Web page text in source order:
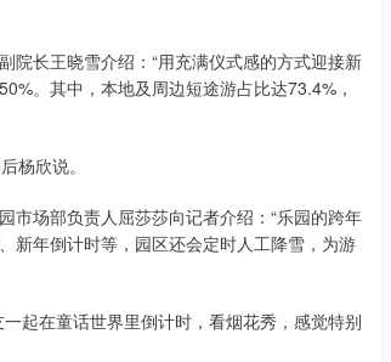
院长王晓雪介绍：“用充满仪式感的方式迎接新
。其中，本地及周边短途游占比达73.4%，
杨欣说。
市场部负责人屈莎莎向记者介绍：“乐园的跨年
新年倒计时等，园区还会定时人工降雪，为游
起在童话世界里倒计时，看烟花秀，感觉特别